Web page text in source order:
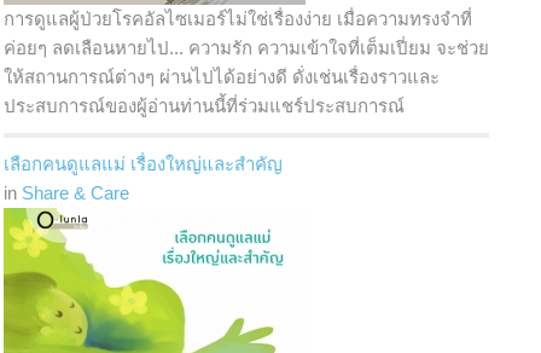
การดูแลผู้ป่วยโรคอัลไซเมอร์ไม่ใช่เรื่องง่าย เมื่อความทรงจำที่
ค่อยๆ ลดเลือนหายไป... ความรัก ความเข้าใจที่เต็มเปี่ยม จะช่วย
ให้สถานการณ์ต่างๆ ผ่านไปได้อย่างดี ดั่งเช่นเรื่องราวและ
ประสบการณ์ของผู้อ่านท่านนี้ที่ร่วมแชร์ประสบการณ์
เลือกคนดูแลแม่ เรื่องใหญ่และสำคัญ
in Share & Care